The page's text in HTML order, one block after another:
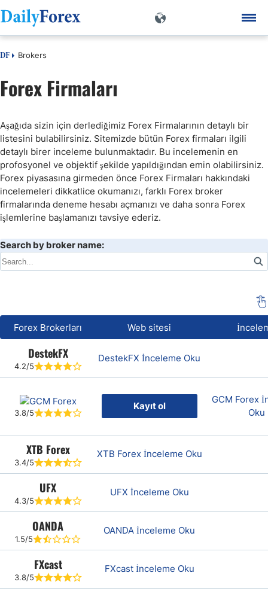
DF Brokers
Forex Firmaları
Aşağıda sizin için derlediğimiz Forex Firmalarının detaylı bir
listesini bulabilirsiniz. Sitemizde bütün Forex firmaları ilgili
detaylı birer inceleme bulunmaktadır. Bu incelemenin en
profosyonel ve objektif şekilde yapıldığından emin olabilirsiniz.
Forex piyasasına girmeden önce Forex Firmaları hakkındaki
incelemeleri dikkatlice okumanızı, farklı Forex broker
firmalarında deneme hesabı açmanızı ve daha sonra Forex
işlemlerine başlamanızı tavsiye ederiz.
Search by broker name:
Forex Brokerları Web sitesi
DestekFX
4.2/5
DestekFX İnceleme Oku
3.8/5
Kayıt ol
GCM Forex
Oku
XTB Forex
3.4/5
XTB Forex İnceleme Oku
UFX
4.3/5
UFX İnceleme Oku
OANDA
1.5/5
OANDA İnceleme Oku
FXcast
3.8/5
FXcast İnceleme Oku